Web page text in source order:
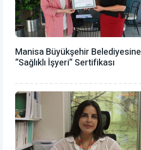
Manisa Büyükşehir Belediyesine
“Sağlıklı İşyeri” Sertifikası